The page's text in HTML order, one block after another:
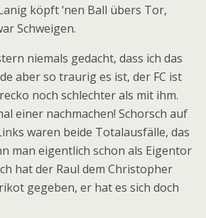
köpft ‘nen Ball übers Tor,
Schweigen.
niemals gedacht, dass ich das
aber so traurig es ist, der FC ist
noch schlechter als mit ihm.
einer nachmachen! Schorsch auf
waren beide Totalausfälle, das
man eigentlich schon als Eigentor
hat der Raul dem Christopher
gegeben, er hat es sich doch